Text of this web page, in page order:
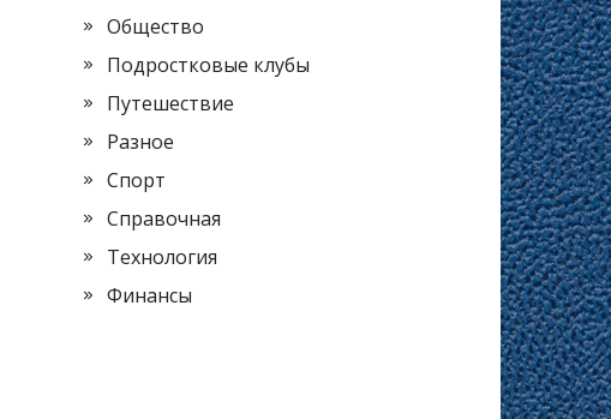
Общество
Подростковые клубы
Путешествие
Разное
Спорт
Справочная
Технология
Финансы